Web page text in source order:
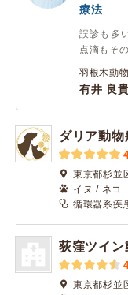
療法
誤診も多
点滴もそ
羽根木動
有井 良貴
ダリア動物
東京都杉並
イヌ / ネコ
循環器系疾
荻窪ツイン
東京都杉並